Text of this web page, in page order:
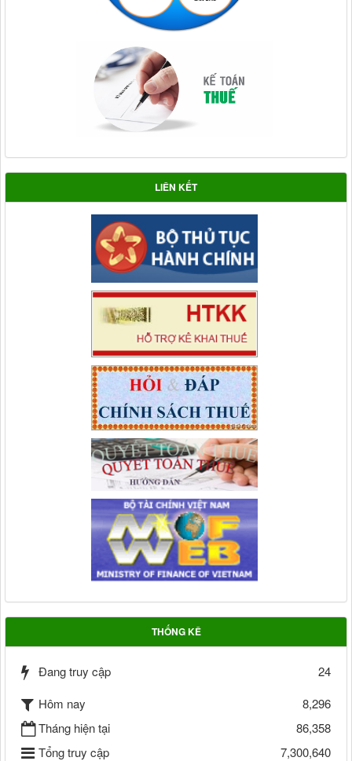
LIÊN KẾT
THỐNG KÊ
Đang truy cập
24
Hôm nay
8,296
Tháng hiện tại
86,358
Tổng truy cập
7,300,640